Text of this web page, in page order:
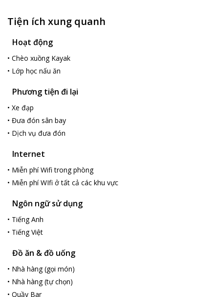
Tiện ích xung quanh
Hoạt động
• Chèo xuồng Kayak
• Lớp học nấu ăn
Phương tiện đi lại
• Xe đạp
• Đưa đón sân bay
• Dịch vụ đưa đón
Internet
• Miễn phí Wifi trong phòng
• Miễn phí WIfi ở tất cả các khu vực
Ngôn ngữ sử dụng
• Tiếng Anh
• Tiếng Việt
Đồ ăn & đồ uống
• Nhà hàng (gọi món)
• Nhà hàng (tự chọn)
• Quầy Bar